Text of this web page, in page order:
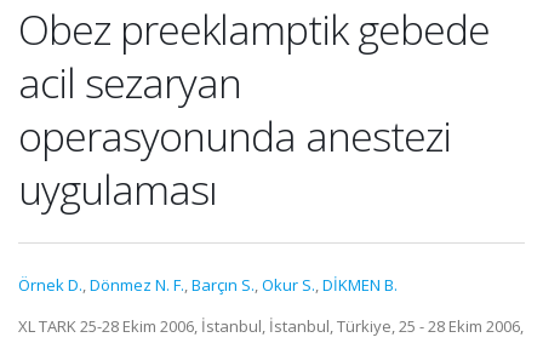
Obez preeklamptik gebede
acil sezaryan
operasyonunda anestezi
uygulaması
Örnek D.,Dönmez N. F.,Barçın S.,Okur S.,DİKMEN B.
XL TARK 25-28 Ekim 2006, İstanbul, İstanbul, Türkiye, 25 - 28 Ekim 2006,